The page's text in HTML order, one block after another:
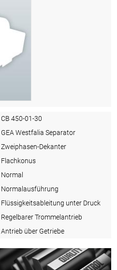
CB 450-01-30
GEA Westfalia Separator
Zweiphasen-Dekanter
Flachkonus
Normal
Normalausführung
Flüssigkeitsableitung unter Druck
Regelbarer Trommelantrieb
Antrieb über Getriebe